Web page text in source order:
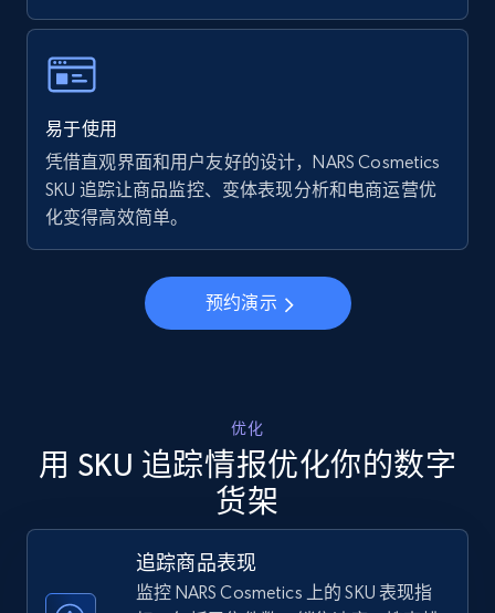
Walmart - products - Collects products by
specific keywords
URL, Final price, Sku, Currency, Gtin,
Specifications, Image urls, Top reviews, and
more.
URL, Final price, Sku, Currency, Gtin,
Specifications, Image urls, Top reviews, and
more.
易于使用
凭借直观界面和用户友好的设计，NARS Cosmetics
SKU 追踪让商品监控、变体表现分析和电商运营优
化变得高效简单。
预约演示
优化
用 SKU 追踪情报优化你的数字
货架
追踪商品表现
监控 NARS Cosmetics 上的 SKU 表现指